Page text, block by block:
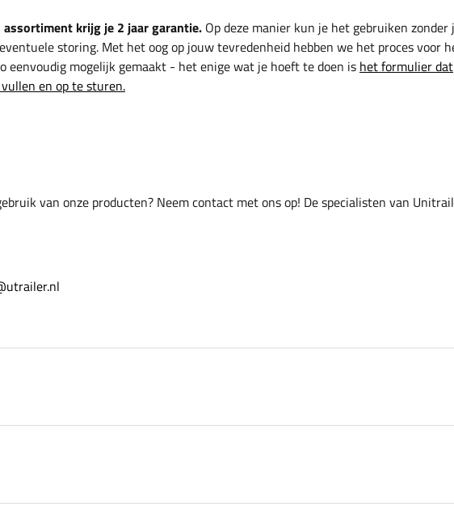
krijg je 2 jaar garantie. Op deze manier kun je het gebruiken zonder
storing. Met het oog op jouw tevredenheid hebben we het proces voor
eenvoudig mogelijk gemaakt - het enige wat je hoeft te doen is het formulier dat
en op te sturen.
van onze producten? Neem contact met ons op! De specialisten van